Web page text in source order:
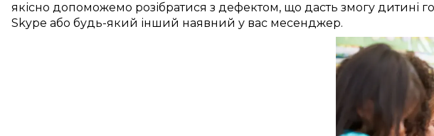
якісно допоможемо розібратися з дефектом, що дасть змогу дитині
Skype або будь-який інший наявний у вас месенджер.